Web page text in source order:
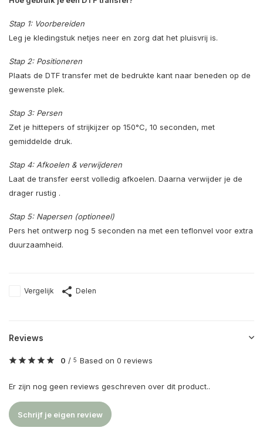
Stap 1: Voorbereiden
Leg je kledingstuk netjes neer en zorg dat het pluisvrij is.
Stap 2: Positioneren
Plaats de DTF transfer met de bedrukte kant naar beneden op de
gewenste plek.
Stap 3: Persen
Zet je hittepers of strijkijzer op 150°C, 10 seconden, met
gemiddelde druk.
Stap 4: Afkoelen & verwijderen
Laat de transfer eerst volledig afkoelen. Daarna verwijder je de
drager rustig .
Stap 5: Napersen (optioneel)
Pers het ontwerp nog 5 seconden na met een teflonvel voor extra
duurzaamheid.
Vergelijk Delen
Reviews
0 / 5 Based on 0 reviews
Er zijn nog geen reviews geschreven over dit product..
Schrijf je eigen review